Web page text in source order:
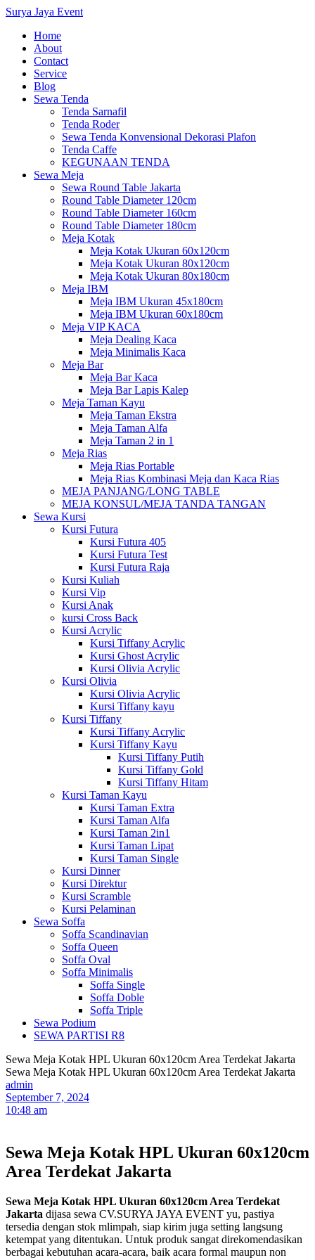
Surya Jaya Event
Home
About
Contact
Service
Blog
Sewa Tenda
Tenda Sarnafil
Tenda Roder
Sewa Tenda Konvensional Dekorasi Plafon
Tenda Caffe
KEGUNAAN TENDA
Sewa Meja
Sewa Round Table Jakarta
Round Table Diameter 120cm
Round Table Diameter 160cm
Round Table Diameter 180cm
Meja Kotak
Meja Kotak Ukuran 60x120cm
Meja Kotak Ukuran 80x120cm
Meja Kotak Ukuran 80x180cm
Meja IBM
Meja IBM Ukuran 45x180cm
Meja IBM Ukuran 60x180cm
Meja VIP KACA
Meja Dealing Kaca
Meja Minimalis Kaca
Meja Bar
Meja Bar Kaca
Meja Bar Lapis Kalep
Meja Taman Kayu
Meja Taman Ekstra
Meja Taman Alfa
Meja Taman 2 in 1
Meja Rias
Meja Rias Portable
Meja Rias Kombinasi Meja dan Kaca Rias
MEJA PANJANG/LONG TABLE
MEJA KONSUL/MEJA TANDA TANGAN
Sewa Kursi
Kursi Futura
Kursi Futura 405
Kursi Futura Test
Kursi Futura Raja
Kursi Kuliah
Kursi Vip
Kursi Anak
kursi Cross Back
Kursi Acrylic
Kursi Tiffany Acrylic
Kursi Ghost Acrylic
Kursi Olivia Acrylic
Kursi Olivia
Kursi Olivia Acrylic
Kursi Tiffany kayu
Kursi Tiffany
Kursi Tiffany Acrylic
Kursi Tiffany Kayu
Kursi Tiffany Putih
Kursi Tiffany Gold
Kursi Tiffany Hitam
Kursi Taman Kayu
Kursi Taman Extra
Kursi Taman Alfa
Kursi Taman 2in1
Kursi Taman Lipat
Kursi Taman Single
Kursi Dinner
Kursi Direktur
Kursi Scramble
Kursi Pelaminan
Sewa Soffa
Soffa Scandinavian
Soffa Queen
Soffa Oval
Soffa Minimalis
Soffa Single
Soffa Doble
Soffa Triple
Sewa Podium
SEWA PARTISI R8
Sewa Meja Kotak HPL Ukuran 60x120cm Area Terdekat Jakarta
Sewa Meja Kotak HPL Ukuran 60x120cm Area Terdekat Jakarta
admin
September 7, 2024
10:48 am
Sewa Meja Kotak HPL Ukuran 60x120cm
Area Terdekat Jakarta
Sewa Meja Kotak HPL Ukuran 60x120cm Area Terdekat
Jakarta dijasa sewa CV.SURYA JAYA EVENT yu, pastiya
tersedia dengan stok mlimpah, siap kirim juga setting langsung
ketempat yang ditentukan. Untuk produk sangat direkomendasikan
berbagai kebutuhan acara-acara, baik acara formal maupun non